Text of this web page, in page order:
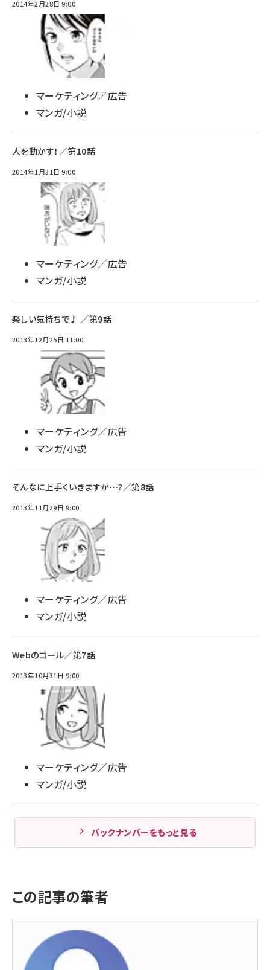
2014年2月28日 9:00
マーケティング／広告
マンガ/小説
人を動かす！／第10話
2014年1月31日 9:00
マーケティング／広告
マンガ/小説
楽しい気持ちで♪ ／第9話
2013年12月25日 11:00
マーケティング／広告
マンガ/小説
そんなに上手くいきますか…?／第8話
2013年11月29日 9:00
マーケティング／広告
マンガ/小説
Webのゴール／第7話
2013年10月31日 9:00
マーケティング／広告
マンガ/小説
バックナンバーをもっと見る
この記事の筆者